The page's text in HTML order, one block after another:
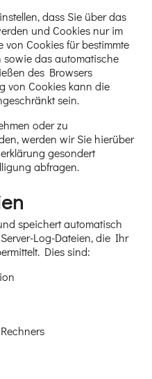
dass Sie über das
und Cookies nur im
von Cookies für bestimmte
sowie das automatische
des Browsers
von Cookies kann die
sein.
oder zu
werden wir Sie hierüber
gesondert
abfragen.
speichert automatisch
Log-Dateien, die Ihr
Dies sind: